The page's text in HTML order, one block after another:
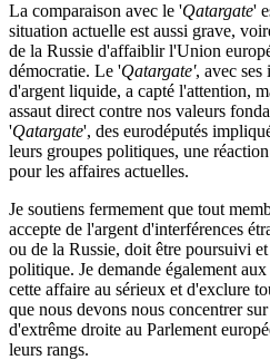
La comparaison avec le 'Qatargate'
situation actuelle est aussi grave,
de la Russie d'affaiblir l'Union
démocratie. Le 'Qatargate', avec ses
d'argent liquide, a capté l'attention,
assaut direct contre nos valeurs
'Qatargate', des eurodéputés
leurs groupes politiques, une
pour les affaires actuelles.
Je soutiens fermement que tout
accepte de l'argent d'interférences
ou de la Russie, doit être poursuivi
politique. Je demande également
cette affaire au sérieux et d'exclure
que nous devons nous concentrer
d'extrême droite au Parlement
leurs rangs.